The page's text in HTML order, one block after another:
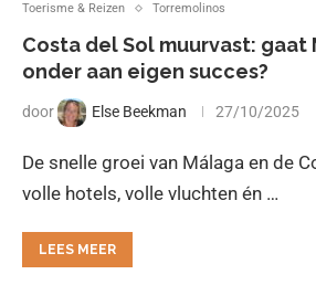
Toerisme & Reizen
Torremolinos
Costa del Sol muurvast: gaat
onder aan eigen succes?
door Else Beekman 27/10/2025
De snelle groei van Málaga en de
volle hotels, volle vluchten én …
LEES MEER